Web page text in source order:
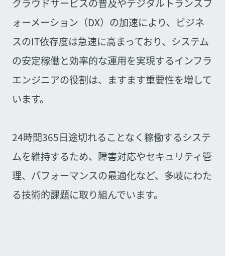
ォーメーション（DX）の加速により、ビジネ
スのIT依存度は急速に高まっており、システム
の安定稼働と効率的な運用を実現するインフラ
エンジニアの役割は、ますます重要性を増して
います。
24時間365日途切れることなく稼働するシステ
ムを維持するため、障害対応やセキュリティ管
理、パフォーマンスの最適化など、多岐にわた
る技術的課題に取り組んでいます。